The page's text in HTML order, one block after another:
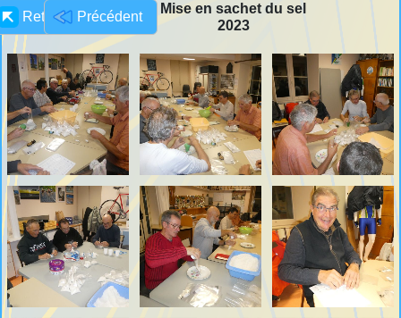
Retour Précédent
Mise en sachet du sel
2023